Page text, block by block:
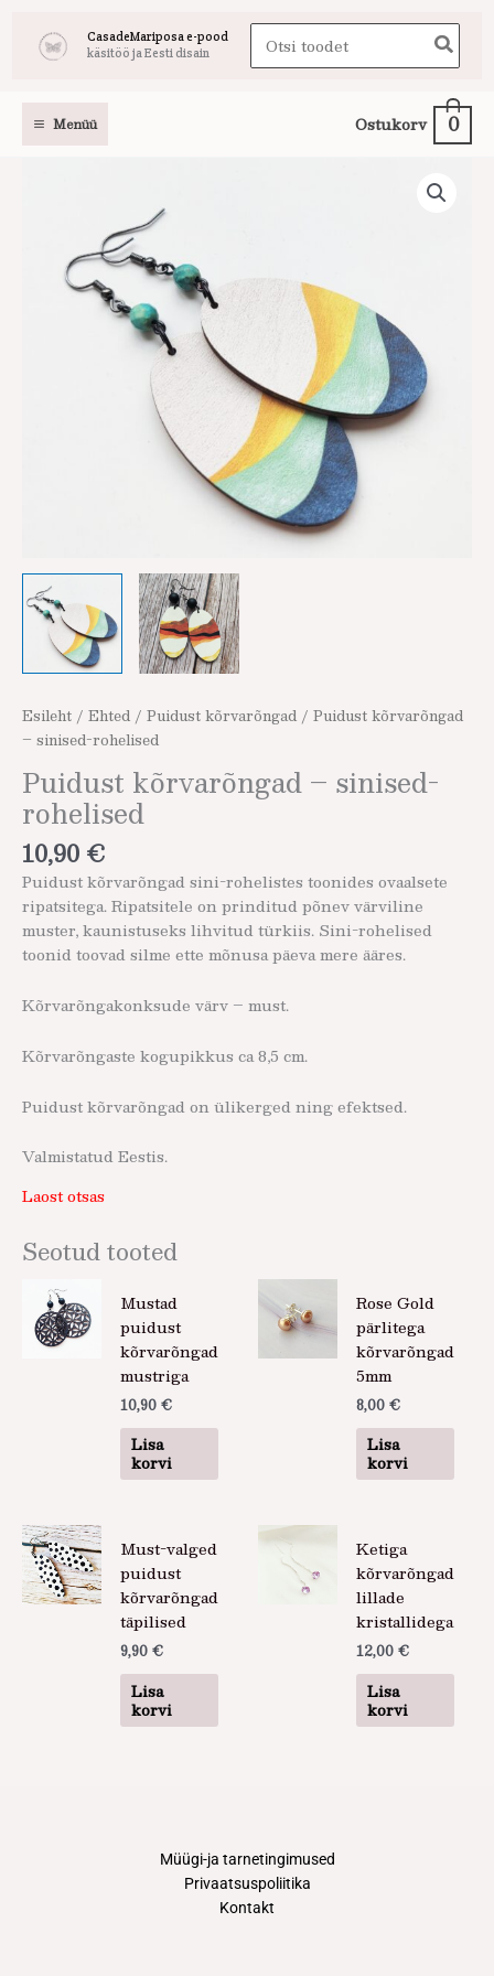
CasadeMariposa e-pood
käsitöö ja Eesti disain
Search
for:
Menüü Ostukorv 0
Esileht / Ehted / Puidust kõrvarõngad / Puidust kõrvarõngad
– sinised-rohelised
Puidust kõrvarõngad – sinised-
rohelised
10,90 €
Puidust kõrvarõngad sini-rohelistes toonides ovaalsete
ripatsitega. Ripatsitele on prinditud põnev värviline
muster, kaunistuseks lihvitud türkiis. Sini-rohelised
toonid toovad silme ette mõnusa päeva mere ääres.
Kõrvarõngakonksude värv – must.
Kõrvarõngaste kogupikkus ca 8,5 cm.
Puidust kõrvarõngad on ülikerged ning efektsed.
Valmistatud Eestis.
Laost otsas
Seotud tooted
Mustad
puidust
kõrvarõngad
mustriga
10,90 €
Lisa
korvi
Rose Gold
pärlitega
kõrvarõngad
5mm
8,00 €
Lisa
korvi
Must-valged
puidust
kõrvarõngad
täpilised
9,90 €
Lisa
korvi
Ketiga
kõrvarõngad
lillade
kristallidega
12,00 €
Lisa
korvi
Müügi-ja tarnetingimused
Privaatsuspoliitika
Kontakt